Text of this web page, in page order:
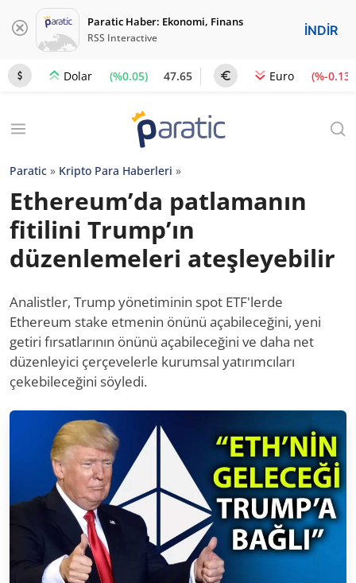
Paratic Haber: Ekonomi, Finans
RSS Interactive İNDİR
Dolar (%0.05) 47.65 Euro (%-0.13)
Paratic » Kripto Para Haberleri »
Ethereum’da patlamanın
fitilini Trump’ın
düzenlemeleri ateşleyebilir
Analistler, Trump yönetiminin spot ETF'lerde
Ethereum stake etmenin önünü açabileceğini, yeni
getiri fırsatlarının önünü açabileceğini ve daha net
düzenleyici çerçevelerle kurumsal yatırımcıları
çekebileceğini söyledi.